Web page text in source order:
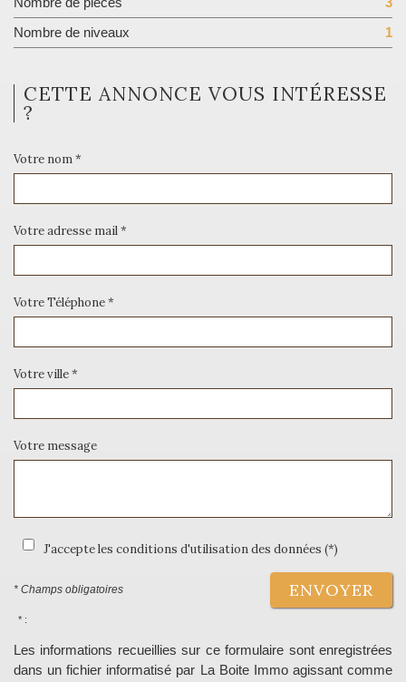
Nombre de niveaux 1
CETTE ANNONCE VOUS INTÉRESSE
?
Votre nom *
Votre adresse mail *
Votre Téléphone *
Votre ville *
Votre message
J'accepte les conditions d'utilisation des données (*)
* Champs obligatoires ENVOYER
* :
Les informations recueillies sur ce formulaire sont enregistrées
dans un fichier informatisé par La Boite Immo agissant comme